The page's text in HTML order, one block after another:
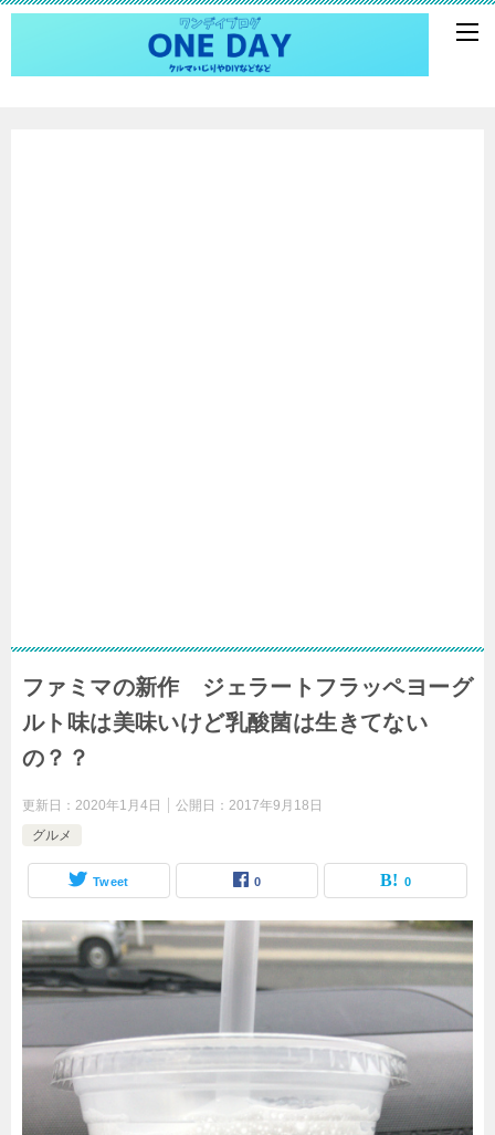
ファミマの新作 ジェラートフラッペヨーグ
ルト味は美味いけど乳酸菌は生きてない
の？？
更新日： 2020年1月4日 公開日： 2017年9月18日
グルメ
Tweet 0 0